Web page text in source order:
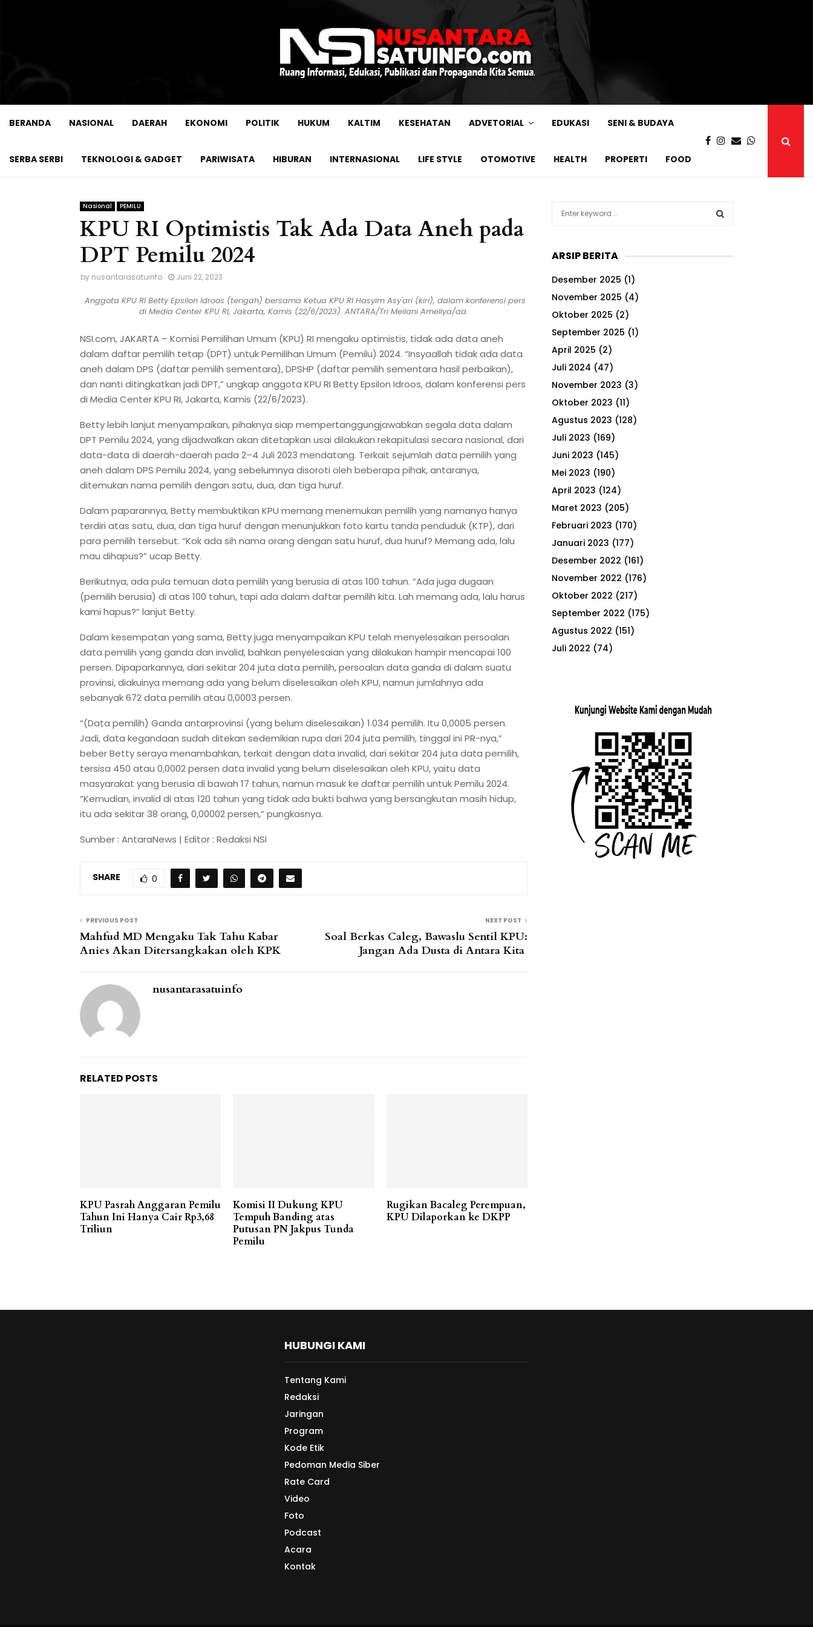
BERANDA NASIONAL DAERAH EKONOMI POLITIK HUKUM KALTIM KESEHATAN ADVETORIAL EDUKASI SENI & BUDAYA
SERBA SERBI TEKNOLOGI & GADGET PARIWISATA HIBURAN INTERNASIONAL LIFE STYLE OTOMOTIVE HEALTH PROPERTI FOOD
Nasional PEMILU
KPU RI Optimistis Tak Ada Data Aneh pada
DPT Pemilu 2024
by nusantarasatuinfo Juni 22, 2023
Anggota KPU RI Betty Epsilon Idroos (tengah) bersama Ketua KPU RI Hasyim Asy'ari (kiri), dalam konferensi pers
di Media Center KPU RI, Jakarta, Kamis (22/6/2023). ANTARA/Tri Meilani Ameliya/aa.
NSI.com, JAKARTA – Komisi Pemilihan Umum (KPU) RI mengaku optimistis, tidak ada data aneh
dalam daftar pemilih tetap (DPT) untuk Pemilihan Umum (Pemilu) 2024. “Insyaallah tidak ada data
aneh dalam DPS (daftar pemilih sementara), DPSHP (daftar pemilih sementara hasil perbaikan),
dan nanti ditingkatkan jadi DPT,” ungkap anggota KPU RI Betty Epsilon Idroos, dalam konferensi pers
di Media Center KPU RI, Jakarta, Kamis (22/6/2023).
Betty lebih lanjut menyampaikan, pihaknya siap mempertanggungjawabkan segala data dalam
DPT Pemilu 2024, yang dijadwalkan akan ditetapkan usai dilakukan rekapitulasi secara nasional, dari
data-data di daerah-daerah pada 2–4 Juli 2023 mendatang. Terkait sejumlah data pemilih yang
aneh dalam DPS Pemilu 2024, yang sebelumnya disoroti oleh beberapa pihak, antaranya,
ditemukan nama pemilih dengan satu, dua, dan tiga huruf.
Dalam paparannya, Betty membuktikan KPU memang menemukan pemilih yang namanya hanya
terdiri atas satu, dua, dan tiga huruf dengan menunjukkan foto kartu tanda penduduk (KTP), dari
para pemilih tersebut. “Kok ada sih nama orang dengan satu huruf, dua huruf? Memang ada, lalu
mau dihapus?” ucap Betty.
Berikutnya, ada pula temuan data pemilih yang berusia di atas 100 tahun. “Ada juga dugaan
(pemilih berusia) di atas 100 tahun, tapi ada dalam daftar pemilih kita. Lah memang ada, lalu harus
kami hapus?” lanjut Betty.
Dalam kesempatan yang sama, Betty juga menyampaikan KPU telah menyelesaikan persoalan
data pemilih yang ganda dan invalid, bahkan penyelesaian yang dilakukan hampir mencapai 100
persen. Dipaparkannya, dari sekitar 204 juta data pemilih, persoalan data ganda di dalam suatu
provinsi, diakuinya memang ada yang belum diselesaikan oleh KPU, namun jumlahnya ada
sebanyak 672 data pemilih atau 0,0003 persen.
“(Data pemilih) Ganda antarprovinsi (yang belum diselesaikan) 1.034 pemilih. Itu 0,0005 persen.
Jadi, data kegandaan sudah ditekan sedemikian rupa dari 204 juta pemilih, tinggal ini PR-nya,”
beber Betty seraya menambahkan, terkait dengan data invalid, dari sekitar 204 juta data pemilih,
tersisa 450 atau 0,0002 persen data invalid yang belum diselesaikan oleh KPU, yaitu data
masyarakat yang berusia di bawah 17 tahun, namun masuk ke daftar pemilih untuk Pemilu 2024.
“Kemudian, invalid di atas 120 tahun yang tidak ada bukti bahwa yang bersangkutan masih hidup,
itu ada sekitar 38 orang, 0,00002 persen,” pungkasnya.
Sumber : AntaraNews | Editor : Redaksi NSI
SHARE 0
PREVIOUS POST
Mahfud MD Mengaku Tak Tahu Kabar
Anies Akan Ditersangkakan oleh KPK
NEXT POST
Soal Berkas Caleg, Bawaslu Sentil KPU:
Jangan Ada Dusta di Antara Kita
nusantarasatuinfo
RELATED POSTS
KPU Pasrah Anggaran Pemilu
Tahun Ini Hanya Cair Rp3,68
Triliun
Komisi II Dukung KPU
Tempuh Banding atas
Putusan PN Jakpus Tunda
Pemilu
Rugikan Bacaleg Perempuan,
KPU Dilaporkan ke DKPP
c
f
o
r
ARSIP BERITA
Desember 2025 (1)
November 2025 (4)
Oktober 2025 (2)
September 2025 (1)
April 2025 (2)
Juli 2024 (47)
November 2023 (3)
Oktober 2023 (11)
Agustus 2023 (128)
Juli 2023 (169)
Juni 2023 (145)
Mei 2023 (190)
April 2023 (124)
Maret 2023 (205)
Februari 2023 (170)
Januari 2023 (177)
Desember 2022 (161)
November 2022 (176)
Oktober 2022 (217)
September 2022 (175)
Agustus 2022 (151)
Juli 2022 (74)
HUBUNGI KAMI
Tentang Kami
Redaksi
Jaringan
Program
Kode Etik
Pedoman Media Siber
Rate Card
Video
Foto
Podcast
Acara
Kontak